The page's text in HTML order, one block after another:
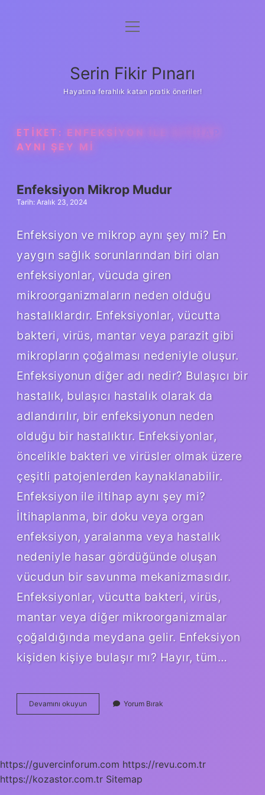
Gizlilik Politikası
Yasal Uyarı
menüyü
Serin Fikir Pınarı
Hayatına ferahlık katan pratik öneriler!
ETIKET: ENFEKSIYON ILE ILTIHAP
AYNI ŞEY MI
Enfeksiyon Mikrop Mudur
Tarih: Aralık 23, 2024
Enfeksiyon ve mikrop aynı şey mi? En
yaygın sağlık sorunlarından biri olan
enfeksiyonlar, vücuda giren
mikroorganizmaların neden olduğu
hastalıklardır. Enfeksiyonlar, vücutta
bakteri, virüs, mantar veya parazit gibi
mikropların çoğalması nedeniyle oluşur.
Enfeksiyonun diğer adı nedir? Bulaşıcı bir
hastalık, bulaşıcı hastalık olarak da
adlandırılır, bir enfeksiyonun neden
olduğu bir hastalıktır. Enfeksiyonlar,
öncelikle bakteri ve virüsler olmak üzere
çeşitli patojenlerden kaynaklanabilir.
Enfeksiyon ile iltihap aynı şey mi?
İltihaplanma, bir doku veya organ
enfeksiyon, yaralanma veya hastalık
nedeniyle hasar gördüğünde oluşan
vücudun bir savunma mekanizmasıdır.
Enfeksiyonlar, vücutta bakteri, virüs,
mantar veya diğer mikroorganizmalar
çoğaldığında meydana gelir. Enfeksiyon
kişiden kişiye bulaşır mı? Hayır, tüm…
Devamını okuyun Enfeksiyon
Mikrop
Yorum Bırak
https://guvercinforum.com https://revu.com.tr
https://kozastor.com.tr Sitemap